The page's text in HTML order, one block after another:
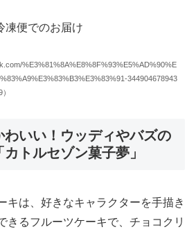
凍便でのお届け
%E3%81%8A%E8%8F%93%E5%AD%90%E
344904678943
わいい！ウッディやバズの
トルセゾン菓子夢」
キは、好きなキャラクターを手描き
きるフルーツケーキで、チョコクリ